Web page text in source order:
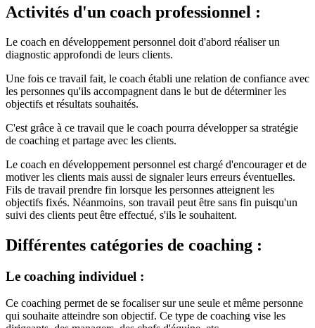
Activités d'un coach professionnel :
Le coach en développement personnel doit d'abord réaliser un
diagnostic approfondi de leurs clients.
Une fois ce travail fait, le coach établi une relation de confiance avec
les personnes qu'ils accompagnent dans le but de déterminer les
objectifs et résultats souhaités.
C'est grâce à ce travail que le coach pourra développer sa stratégie
de coaching et partage avec les clients.
Le coach en développement personnel est chargé d'encourager et de
motiver les clients mais aussi de signaler leurs erreurs éventuelles.
Fils de travail prendre fin lorsque les personnes atteignent les
objectifs fixés. Néanmoins, son travail peut être sans fin puisqu'un
suivi des clients peut être effectué, s'ils le souhaitent.
Différentes catégories de coaching :
Le coaching individuel :
Ce coaching permet de se focaliser sur une seule et même personne
qui souhaite atteindre son objectif. Ce type de coaching vise les